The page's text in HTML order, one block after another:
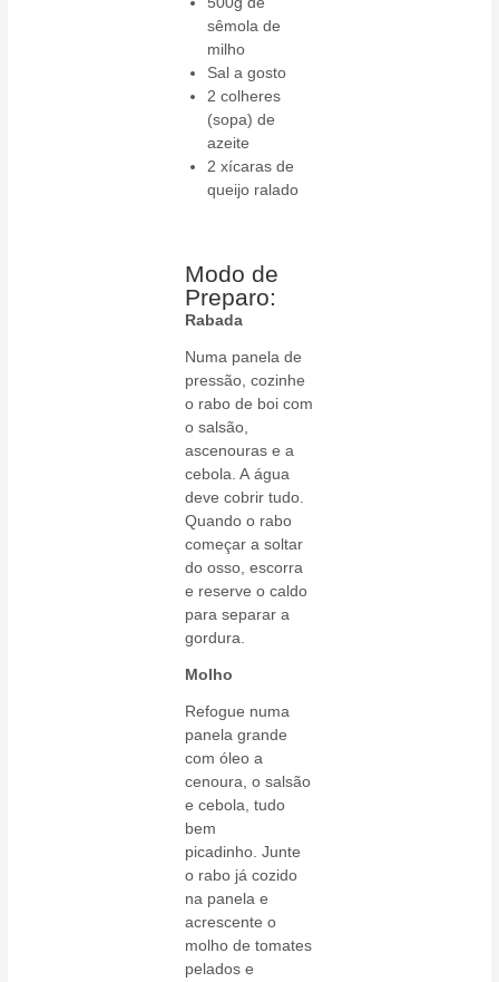
sêmola de
milho
Sal a gosto
2 colheres
(sopa) de
azeite
2 xícaras de
queijo ralado
Modo de
Preparo:
Rabada
Numa panela de
pressão, cozinhe
o rabo de boi com
o salsão,
ascenouras e a
cebola. A água
deve cobrir tudo.
Quando o rabo
começar a soltar
do osso, escorra
e reserve o caldo
para separar a
gordura.
Molho
Refogue numa
panela grande
com óleo a
cenoura, o salsão
e cebola, tudo
bem
picadinho. Junte
o rabo já cozido
na panela e
acrescente o
molho de tomates
pelados e